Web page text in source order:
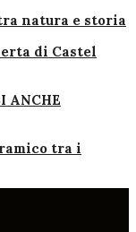
natura e storia
di Castel
ANCHE
tra i